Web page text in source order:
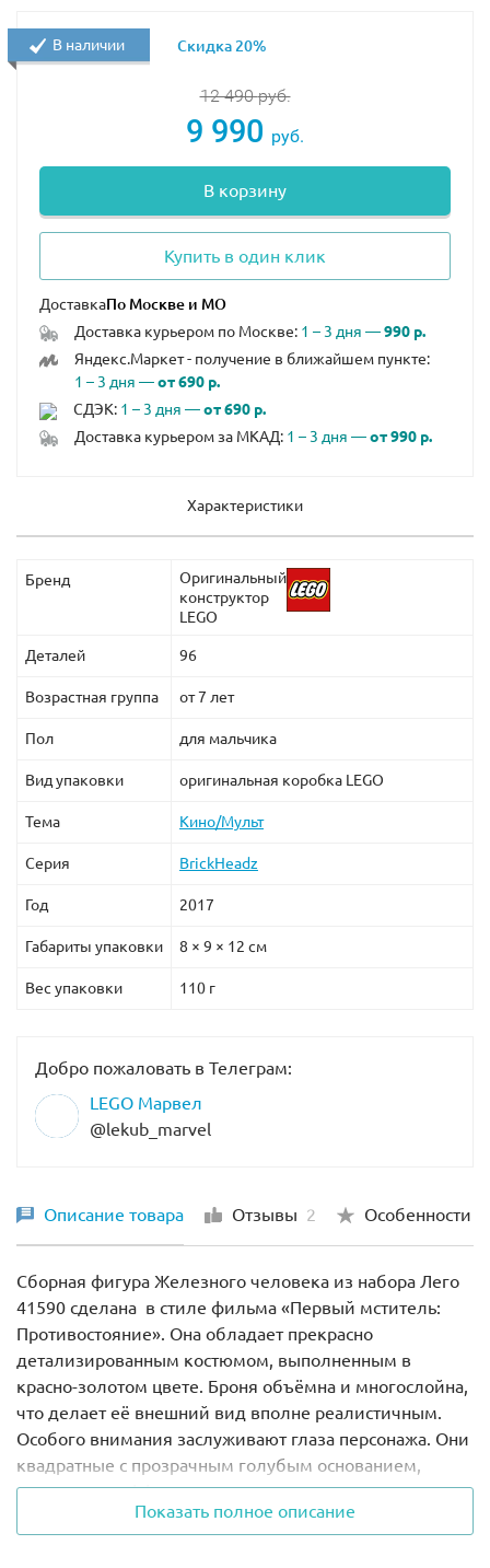
12 490руб.
9 990 руб.
В корзину
Купить в один клик
Доставка
Доставка курьером по Москве: 1 – 3 дня —990 р.
Яндекс.Маркет - получение в ближайшем пункте:
1 – 3 дня —от 690 р.
СДЭК: 1 – 3 дня —от 690 р.
Доставка курьером за МКАД: 1 – 3 дня —от 990 р.
В наличии Скидка 20%
Характеристики
Бренд
Оригинальный
конструктор
LEGO
Деталей 96
Возрастная группа от 7 лет
Пол для мальчика
Вид упаковки оригинальная коробка LEGO
Тема Кино/Мульт
Серия BrickHeadz
Год 2017
Габариты упаковки 8 × 9 × 12 см
Вес упаковки 110 г
Добро пожаловать в Телеграм:
LEGO Марвел
@lekub_marvel
Описание товара Отзывы 2 Особенности
Сборная фигура Железного человека из набора Лего
41590 сделана в стиле фильма «Первый мститель:
Противостояние». Она обладает прекрасно
детализированным костюмом, выполненным в
красно-золотом цвете. Броня объёмна и многослойна,
что делает её внешний вид вполне реалистичным.
Особого внимания заслуживают глаза персонажа. Они
квадратные с прозрачным голубым основанием,
создающим эффект подсветки.
Высота сборной фигуры составляет7 см.
Показать полное описание